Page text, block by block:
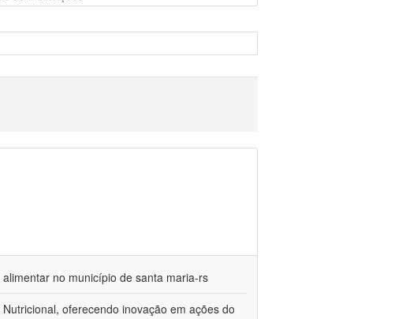
no município de santa maria-rs
oferecendo inovação em ações do